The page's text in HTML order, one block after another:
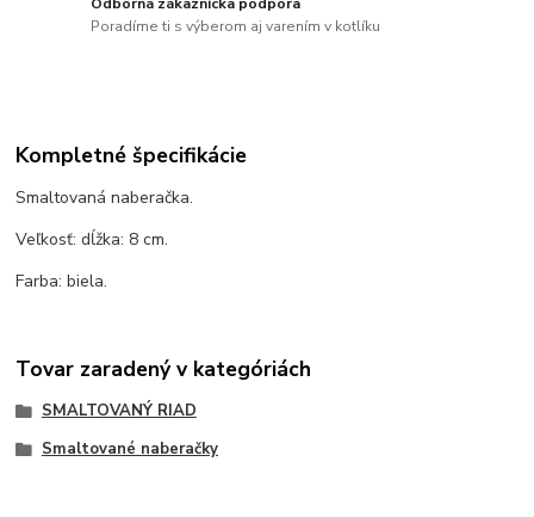
Poradíme ti s výberom aj varením v kotlíku
Kompletné špecifikácie
Smaltovaná naberačka.
Veľkosť: dĺžka: 8 cm.
Farba: biela.
Tovar zaradený v kategóriách
SMALTOVANÝ RIAD
Smaltované naberačky